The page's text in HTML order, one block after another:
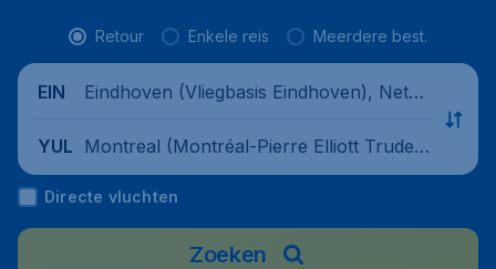
Retour Enkele reis Meerdere best.
EIN
Eindhoven (Vliegbasis Eindhoven), Nethe
YUL Montreal (Montréal-Pierre Elliott Trudea
u International Airport), Canada
Directe vluchten
Zoeken